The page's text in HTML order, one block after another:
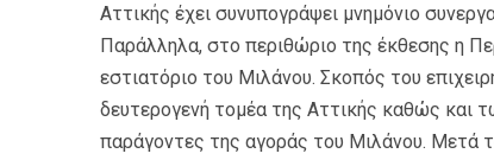
Αττικής έχει συνυπογράψει μνημόνιο
Παράλληλα, στο περιθώριο της έκθεσης η
εστιατόριο του Μιλάνου. Σκοπός του
δευτερογενή τομέα της Αττικής καθώς και
παράγοντες της αγοράς του Μιλάνου. Μετά